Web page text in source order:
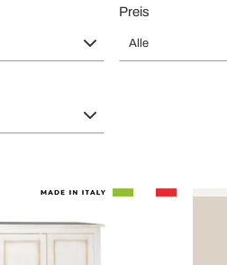
Preis
Alle